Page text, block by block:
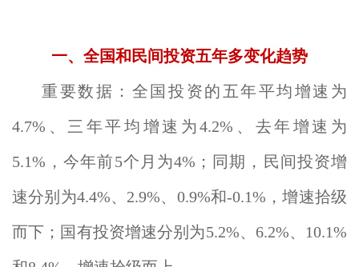
一、全国和民间投资五年多变化趋势
重要数据：全国投资的五年平均增速为
4.7%、三年平均增速为4.2%、去年增速为
5.1%，今年前5个月为4%；同期，民间投资增
速分别为4.4%、2.9%、0.9%和-0.1%，增速拾级
而下；国有投资增速分别为5.2%、6.2%、10.1%